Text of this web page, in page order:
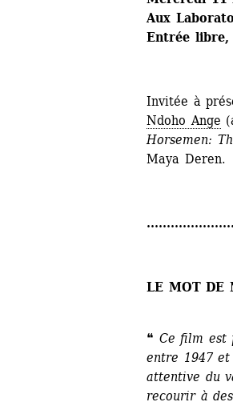
Aux
Entrée
Invitée à
Ndoho Ange
Horsemen:
Maya Deren.
LE MOT DE
❝ Ce film est
entre 1947
attentive du
recourir à